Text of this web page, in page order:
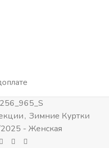
, Зимние Куртки
- Женская